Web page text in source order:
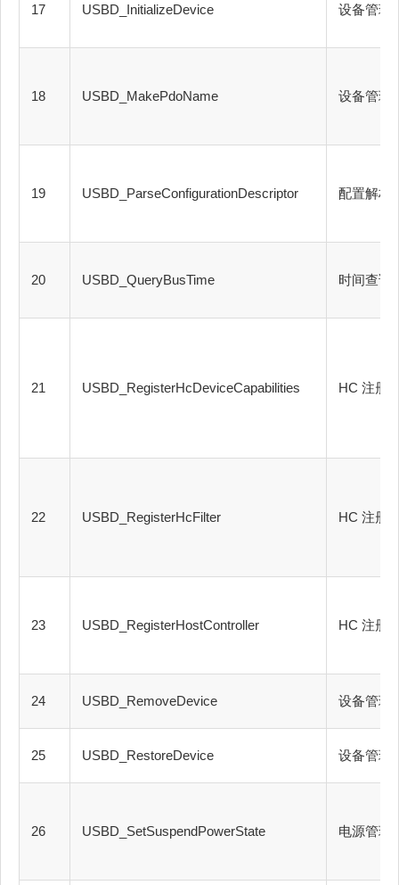
17 USBD_InitializeDevice 设备管理
18 USBD_MakePdoName 设备管理
19 USBD_ParseConfigurationDescriptor 配置解析
20 USBD_QueryBusTime 时间查询
21 USBD_RegisterHcDeviceCapabilities HC 注册
22 USBD_RegisterHcFilter HC 注册
23 USBD_RegisterHostController HC 注册
24 USBD_RemoveDevice 设备管理
25 USBD_RestoreDevice 设备管理
26 USBD_SetSuspendPowerState 电源管理